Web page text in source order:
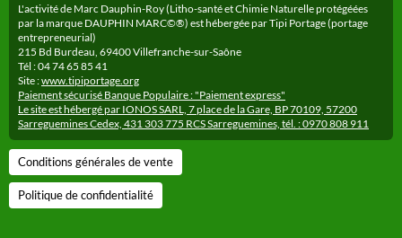
L'activité de Marc Dauphin-Roy (Litho-santé et Chimie Naturelle protégéées
par la marque DAUPHIN MARC©®) est hébergée par Tipi Portage (portage
entrepreneurial)
215 Bd Burdeau, 69400 Villefranche-sur-Saône
Tél : 04 74 65 85 41
Site :www.tipiportage.org
Paiement sécurisé Banque Populaire : "Paiement express"
Le site est hébergé par IONOS SARL, 7 place de la Gare, BP 70109, 57200
Sarreguemines Cedex, 431 303 775 RCS Sarreguemines, tél. : 0970 808 911
Conditions générales de vente
Politique de confidentialité